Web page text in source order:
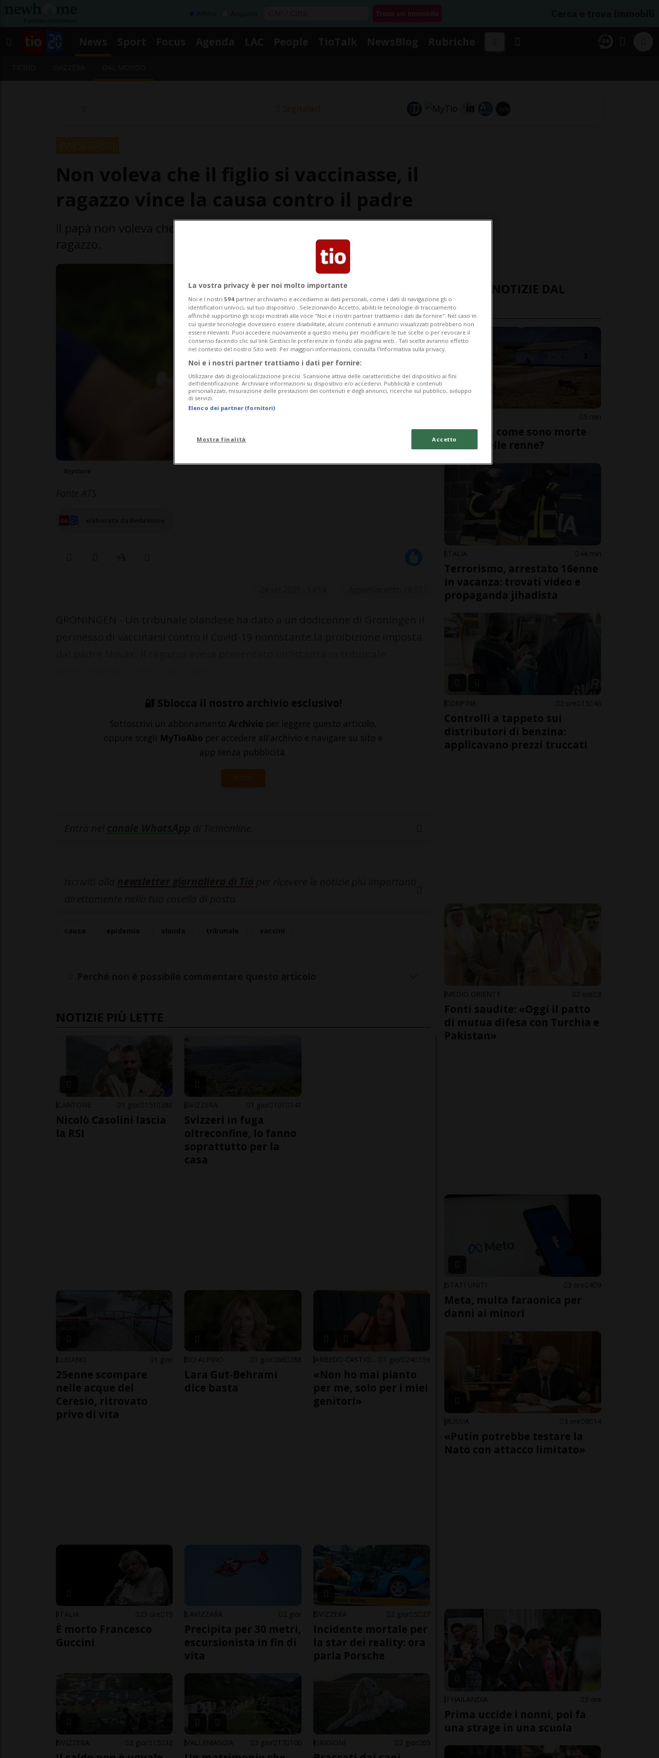
Segnalaci
🔐 Sblocca il nostro archivio esclusivo!
Sottoscrivi un abbonamento Archivio per leggere questo articolo,
oppure scegli MyTioAbo per accedere all'archivio e navigare su sito e
app senza pubblicità.
ACCEDI
NOTIZIE PIÙ LETTE
CANTONE 1 gior 151 381
Nicolò Casolini lascia
la RSI
SVIZZERA 1 gior 101 141
Svizzeri in fuga
oltreconfine, lo fanno
soprattutto per la
casa
LUGANO 1 gior
25enne scompare
nelle acque del
Ceresio, ritrovato
privo di vita
SCI ALPINO 1 gior 66 288
Lara Gut-Behrami
dice basta
1 gior 24 159
«Non ho mai pianto
per me, solo per i miei
genitori»
ITALIA 23 ore 19
È morto Francesco
Guccini
LAVIZZARA 2 gior
Precipita per 30 metri,
escursionista in fin di
vita
SVIZZERA 2 gior 5 27
Incidente mortale per
la star dei reality: ora
parla Porsche
SVIZZERA 2 gior 15 32 VALLEMAGGIA 3 gior 17 100 GRIGIONI 2 gior 65
ULTIME NOTIZIE DAL
MONDO
5 min
Svalbard, come sono morte
tutte quelle renne?
ITALIA 44 min
Terrorismo, arrestato 16enne
in vacanza: trovati video e
propaganda jihadista
CONFINE 2 ore 15 46
Controlli a tappeto sui
distributori di benzina:
applicavano prezzi truccati
MEDIO ORIENTE 2 ore 3
Fonti saudite: «Oggi il patto
di mutua difesa con Turchia e
Pakistan»
STATI UNITI 3 ore 4 9
Meta, multa faraonica per
danni ai minori
RUSSIA 3 ore 6 14
«Putin potrebbe testare la
Nato con attacco limitato»
THAILANDIA 3 ore
Prima uccide i nonni, poi fa
una strage in una scuola
La vostra privacy è per noi molto importante
Noi e i nostri 594 partner archiviamo e accediamo ai dati personali, come i dati di navigazione gli o
identificatori univoci, sul tuo dispositivo . Selezionando Accetto, abiliti le tecnologie di tracciamento
affinché supportino gli scopi mostrati alla voce "Noi e i nostri partner trattiamo i dati da fornire". Nel caso in
cui queste tecnologie dovessero essere disabilitate, alcuni contenuti e annunci visualizzati potrebbero non
essere rilevanti. Puoi accedere nuovamente a questo menu per modificare le tue scelte o per revocare il
consenso facendo clic sul link Gestisci le preferenze in fondo alla pagina web.. Tali scelte avranno effetto
nel contesto del nostro Sito web. Per maggiori informazioni, consulta l'Informativa sulla privacy.
Noi e i nostri partner trattiamo i dati per fornire:
Utilizzare dati di geolocalizzazione precisi. Scansione attiva delle caratteristiche del dispositivo ai fini
dell’identificazione. Archiviare informazioni su dispositivo e/o accedervi. Pubblicità e contenuti
personalizzati, misurazione delle prestazioni dei contenuti e degli annunci, ricerche sul pubblico, sviluppo
di servizi.
Elenco dei partner (fornitori)
Mostra finalità Accetto